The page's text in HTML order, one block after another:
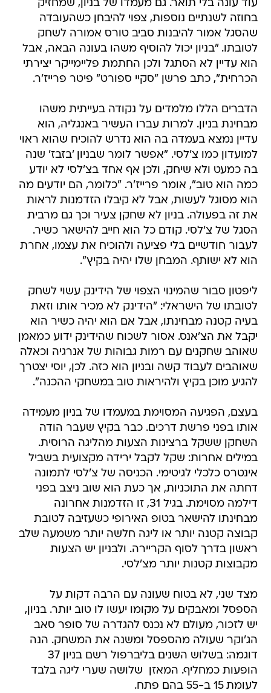
עוד עונה בלי תואר. גם מעמדו של בניון, שמחזיק
בחוזה לשנתיים נוספות, צפוי להיבחן כשהעובדה
שהסגל אמור להיבנות סביב טורס אמורה לשחק
לטובתו. "בניון יכול להוסיף משהו בעונה הבאה, אבל
הוא עדיין לא הסתגל ולכן החתמת פליימייקר יצירתי
הכרחית", כתב פרשן "סקיי ספורט" פיטר פרייז'ר.
הדברים הללו מלמדים על נקודה בעייתית משהו
מבחינת בניון. למרות עברו העשיר באנגליה, הוא
עדיין נמצא בעמדה בה הוא נדרש להוכיח שהוא ראוי
למועדון כמו צ'לסי. "אפשר לומר שבניון 'בזבז' שנה
בה כמעט ולא שיחק, ולכן אף אחד בצ'לסי לא יודע
כמה הוא טוב", אומר פרייז'ר. "כלומר, הם יודעים מה
הוא מסוגל לעשות, אבל לא קיבלו הזדמנות לראות
את זה בפעולה. בניון לא שחקן צעיר וכך גם מרבית
הסגל של צ'לסי. קודם כל הוא חייב להישאר כשיר.
לעבור חודשיים בלי פציעה ולהוכיח את עצמו, אחרת
הוא לא ישותף. המבחן שלו יהיה בקיץ".
ליפטון סבור שהמינוי הצפוי של הידינק עשוי לשחק
לטובתו של הישראלי: "הידינק לא מכיר אותו וזאת
בעיה קטנה מבחינתו, אבל אם הוא יהיה כשיר הוא
יקבל את הצ'אנס. אסור לשכוח שהידינק ידוע כמאמן
שאוהב שחקנים עם רמות גבוהות של אנרגיה וכאלה
שאוהבים לעבוד קשה ובניון הוא כזה. לכן, יוסי יצטרך
להגיע מוכן בקיץ ולהיראות טוב במשחקי ההכנה".
בעצם, הפגיעה המסוימת במעמדו של בניון מעמידה
אותו בפני פרשת דרכים. כבר בקיץ שעבר הודה
השחקן ששקל ברצינות הצעות מהליגה הרוסית.
במילים אחרות: שקל לקבל ירידה מקצועית בשביל
אינטרס כלכלי לגיטימי. הכניסה של צ'לסי לתמונה
דחתה את התוכניות, אך כעת הוא שוב ניצב בפני
דילמה מסוימת. בגיל 31, זו הזדמנות אחרונה
מבחינתו להישאר בטופ האירופי כשעזיבה לטובת
קבוצה קטנה יותר או ליגה חלשה יותר משמעה שלב
ראשון בדרך לסוף הקריירה. ולבניון יש הצעות
מקבוצות קטנות יותר מצ'לסי.
מצד שני, לא בטוח שעונה עם הרבה דקות על
הספסל ומאבקים על מקומו יעשו לו טוב יותר. בניון,
יש לזכור, מעולם לא נכנס להגדרה של סופר סאב 
הג'וקר שעולה מהספסל ומשנה את המשחק. הנה
דוגמה: בשלוש השנים בליברפול רשם בניון 37
הופעות כמחליף. המאזן  שלושה שערי ליגה בלבד
לעומת 15 ב-55 בהם פתח.